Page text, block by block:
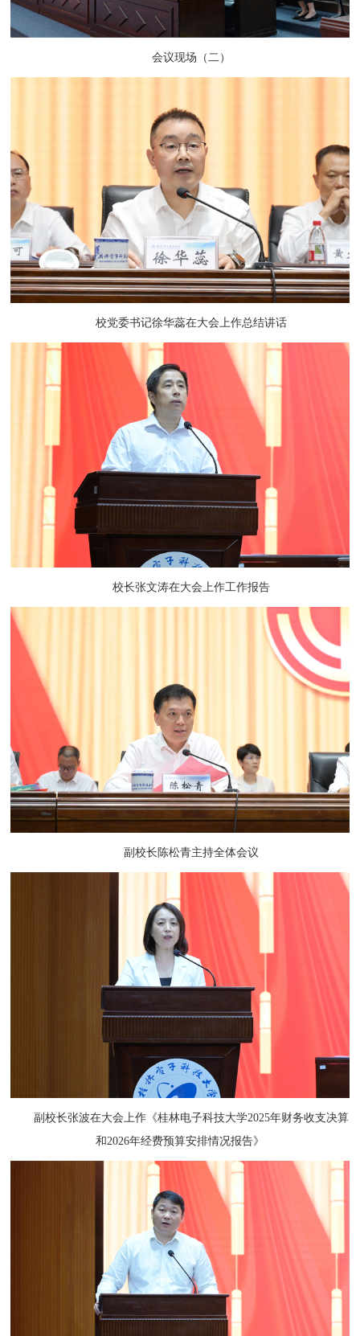
会议现场（二）
校党委书记徐华蕊在大会上作总结讲话
校长张文涛在大会上作工作报告
副校长陈松青主持全体会议
副校长张波在大会上作《桂林电子科技大学2025年财务收支决算
和 2026年经费预算安排情况报告》